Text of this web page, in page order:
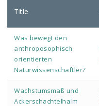
Title
Was bewegt den
anthroposophisch
orientierten
Naturwissenschaftler?
Wachstumsmaß und
Ackerschachtelhalm